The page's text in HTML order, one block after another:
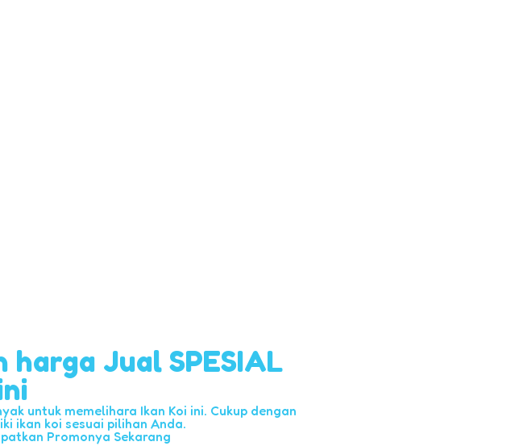
Jual SPESIAL
untuk memelihara Ikan Koi ini. Cukup dengan
ikan koi sesuai pilihan Anda.
Promonya Sekarang